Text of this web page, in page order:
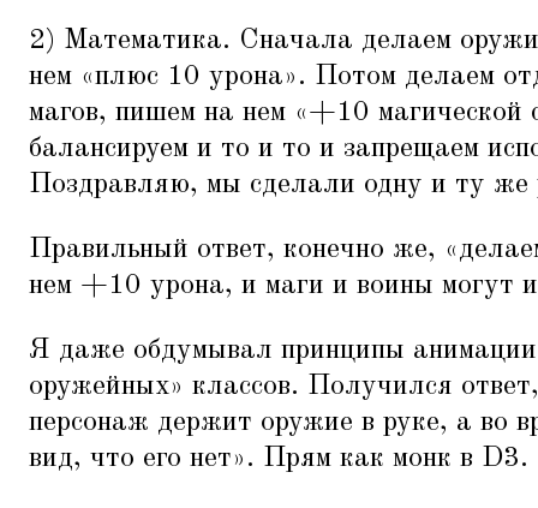
2) Математика. Сначала делаем
нем «плюс 10 урона». Потом делаем
магов, пишем на нем «+10 магической
балансируем и то и то и запрещаем
Поздравляю, мы сделали одну и ту же
Правильный ответ, конечно же, «
нем +10 урона, и маги и воины могут
Я даже обдумывал принципы
оружейных» классов. Получился
персонаж держит оружие в руке, а во
вид, что его нет». Прям как монк в D3.